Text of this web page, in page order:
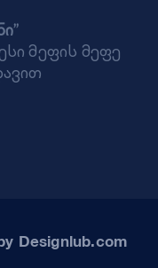
მეფის მეფე
Designlub.com